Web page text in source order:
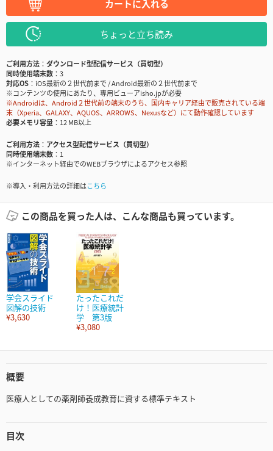
カートに入れる
ちょっと立ち読み
ご利用方法
ダウンロード型配信サービス（買切型）
同時使用端末数
3
対応OS
iOS最新の２世代前まで / Android最新の２世代前まで
※コンテンツの使用にあたり、専用ビューアisho.jpが必要
※Androidは、Android２世代前の端末のうち、国内キャリア経由で販売されている端
末（Xperia、GALAXY、AQUOS、ARROWS、Nexusなど）にて動作確認しています
必要メモリ容量
12 MB以上
ご利用方法
アクセス型配信サービス（買切型）
同時使用端末数
1
※インターネット経由でのWEBブラウザによるアクセス参照
※導入・利用方法の詳細はこちら
この商品を買った人は、こんな商品も買っています。
学会スライド
図解の技術
¥3,630
たったこれだ
け！医療統計
学 第3版
¥3,080
概要
医療人としての薬剤師養成教育に資する標準テキスト
目次